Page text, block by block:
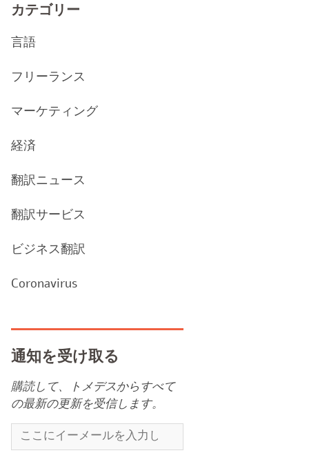
カテゴリー
言語
フリーランス
マーケティング
経済
翻訳ニュース
翻訳サービス
ビジネス翻訳
Coronavirus
通知を受け取る
購読して、トメデスからすべて
の最新の更新を受信します。